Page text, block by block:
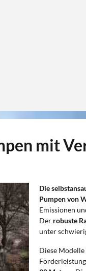
mit
Die
Pumpen von
Emissionen
Der robuste
unter
Diese